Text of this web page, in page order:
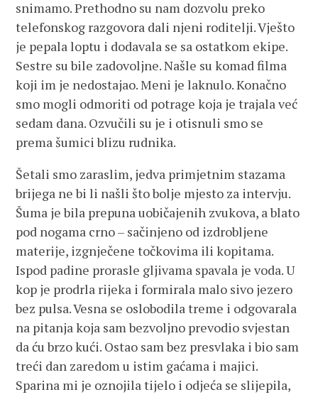
snimamo. Prethodno su nam dozvolu preko
telefonskog razgovora dali njeni roditelji. Vješto
je pepala loptu i dodavala se sa ostatkom ekipe.
Sestre su bile zadovoljne. Našle su komad filma
koji im je nedostajao. Meni je laknulo. Konačno
smo mogli odmoriti od potrage koja je trajala već
sedam dana. Ozvučili su je i otisnuli smo se
prema šumici blizu rudnika.
Šetali smo zaraslim, jedva primjetnim stazama
brijega ne bi li našli što bolje mjesto za intervju.
Šuma je bila prepuna uobičajenih zvukova, a blato
pod nogama crno – sačinjeno od izdrobljene
materije, izgnječene točkovima ili kopitama.
Ispod padine prorasle gljivama spavala je voda. U
kop je prodrla rijeka i formirala malo sivo jezero
bez pulsa. Vesna se oslobodila treme i odgovarala
na pitanja koja sam bezvoljno prevodio svjestan
da ću brzo kući. Ostao sam bez presvlaka i bio sam
treći dan zaredom u istim gaćama i majici.
Sparina mi je oznojila tijelo i odjeća se slijepila,